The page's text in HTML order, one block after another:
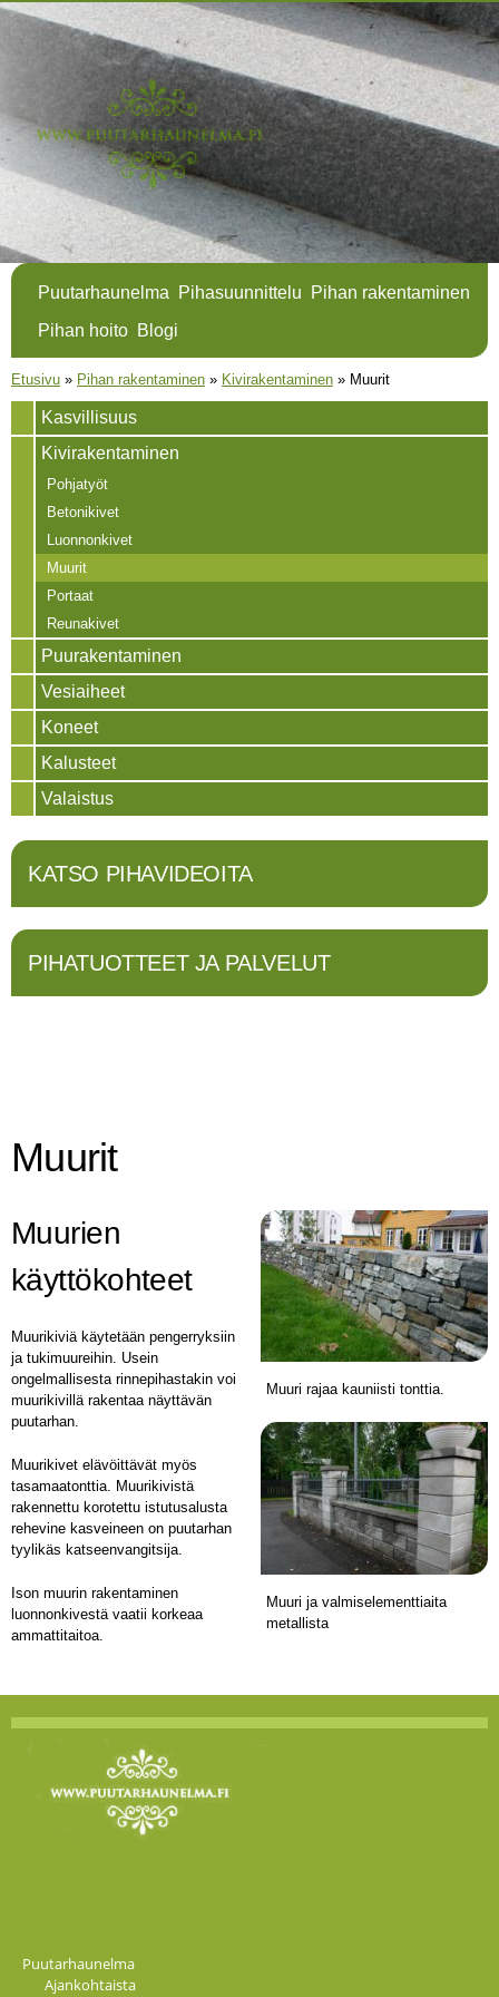
Hyppää
pääsisältöön
Puutarhaunelma Pihasuunnittelu
Pihan rakentaminen
Pihan hoito Blogi
Olet täällä
Etusivu » Pihan rakentaminen » Kivirakentaminen » Muurit
Kasvillisuus
Kivirakentaminen
Pohjatyöt
Betonikivet
Luonnonkivet
Muurit
Portaat
Reunakivet
Puurakentaminen
Vesiaiheet
Koneet
Kalusteet
Valaistus
KATSO PIHAVIDEOITA
PIHATUOTTEET JA PALVELUT
Muurit
Muurien
käyttökohteet
Muurikiviä käytetään pengerryksiin
ja tukimuureihin. Usein
ongelmallisesta rinnepihastakin voi
muurikivillä rakentaa näyttävän
puutarhan.
Muurikivet elävöittävät myös
tasamaatonttia. Muurikivistä
rakennettu korotettu istutusalusta
rehevine kasveineen on puutarhan
tyylikäs katseenvangitsija.
Ison muurin rakentaminen
luonnonkivestä vaatii korkeaa
ammattitaitoa.
Muuri rajaa kauniisti tonttia.
Muuri ja valmiselementtiaita
metallista
Puutarhaunelma
Ajankohtaista